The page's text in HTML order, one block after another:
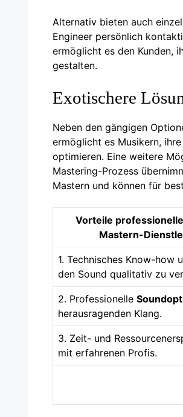
Alternativ bieten auch
Engineer persönlich
ermöglicht es den Kunden,
gestalten.
Exotischere
Neben den gängigen
ermöglicht es Musikern,
optimieren. Eine weitere
Mastering-Prozess
Mastern und können für
Vorteile
Mastern-
1. Technisches Know-how
den Sound qualitativ zu
2. Professionelle
herausragenden Klang.
3. Zeit- und
mit erfahrenen Profis.